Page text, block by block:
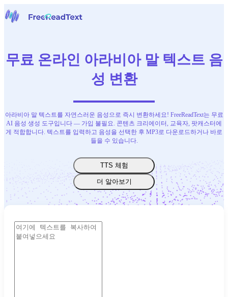
음성을 텍스트로
도구
한국어
무료 온라인 아라비아 말 텍스트 음
성 변환
아라비아 말 텍스트를 자연스러운 음성으로 즉시 변환하세요! FreeReadText는 무료
AI 음성 생성 도구입니다 — 가입 불필요. 콘텐츠 크리에이터, 교육자, 팟캐스터에
게 적합합니다. 텍스트를 입력하고 음성을 선택한 후 MP3로 다운로드하거나 바로
들을 수 있습니다.
TTS 체험
더 알아보기